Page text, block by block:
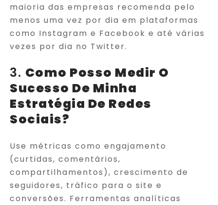
maioria das empresas recomenda pelo
menos uma vez por dia em plataformas
como Instagram e Facebook e até várias
vezes por dia no Twitter.
3. Como Posso Medir O
Sucesso De Minha
Estratégia De Redes
Sociais?
Use métricas como engajamento
(curtidas, comentários,
compartilhamentos), crescimento de
seguidores, tráfico para o site e
conversões. Ferramentas analíticas